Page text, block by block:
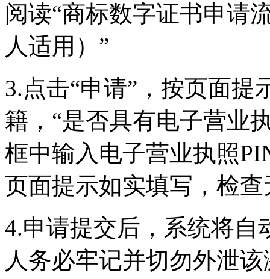
阅读“商标数字证书申请
人适用）”
3.点击“申请”，按页面提
籍，“是否具有电子营业
框中输入电子营业执照
页面提示如实填写，检
4.申请提交后，系统将自
人务必牢记并切勿外泄